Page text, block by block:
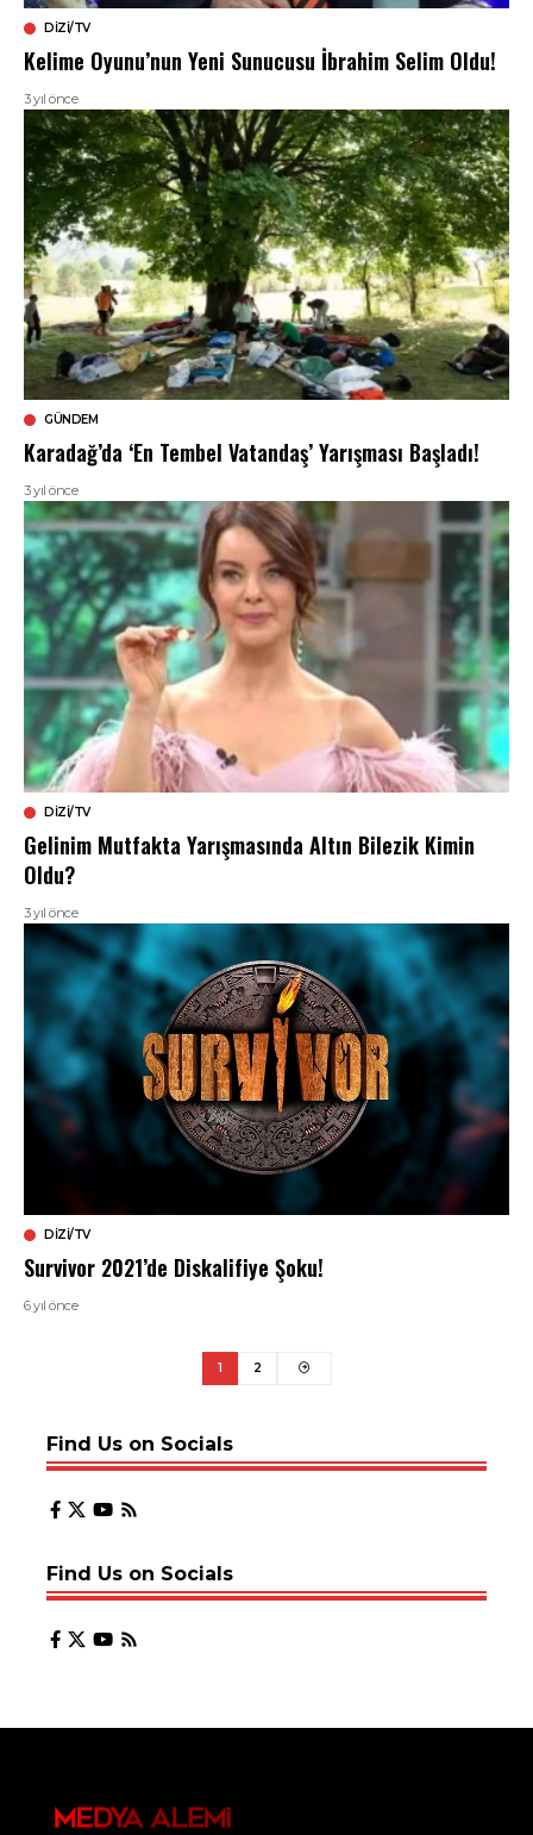
DIZI/TV
Kelime Oyunu’nun Yeni Sunucusu İbrahim Selim Oldu!
3 yıl önce
GÜNDEM
Karadağ’da ‘En Tembel Vatandaş’ Yarışması Başladı!
3 yıl önce
DIZI/TV
Gelinim Mutfakta Yarışmasında Altın Bilezik Kimin
Oldu?
3 yıl önce
DIZI/TV
Survivor 2021’de Diskalifiye Şoku!
6 yıl önce
1 2
Find Us on Socials
Find Us on Socials